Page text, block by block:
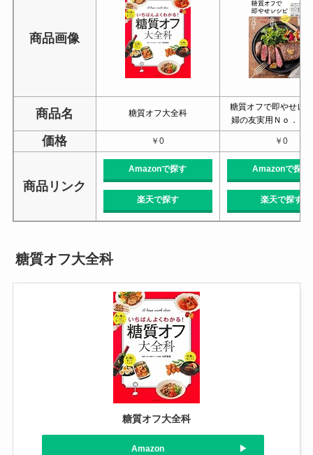
商品画像
商品名 糖質オフ大全科
糖質オフで即やせレ
婦の友実用Ｎｏ．１
価格 ￥0 ￥0
商品リンク
Amazonで探す
楽天で探す
Amazonで探す
楽天で探す
糖質オフ大全科
糖質オフ大全科
Amazon